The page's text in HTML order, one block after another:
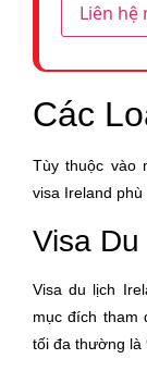
Sao kê
(Bản gốc)
Bảo
giá trị với
dụng
EURO
Xác nhận
hoặc
dấu đỏ
(nếu có)
Liên hệ
Các
Tùy thuộc vào
visa Ireland
Visa
Visa du lịch
mục đích tham
tối đa thường là